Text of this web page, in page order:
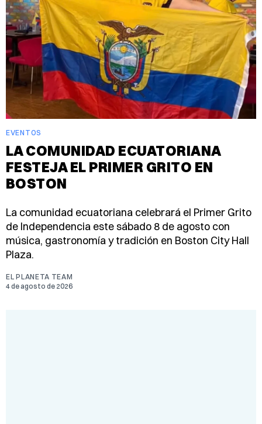
EVENTOS
LA COMUNIDAD ECUATORIANA
FESTEJA EL PRIMER GRITO EN
BOSTON
La comunidad ecuatoriana celebrará el Primer Grito
de Independencia este sábado 8 de agosto con
música, gastronomía y tradición en Boston City Hall
Plaza.
EL PLANETA TEAM
4 de agosto de 2026